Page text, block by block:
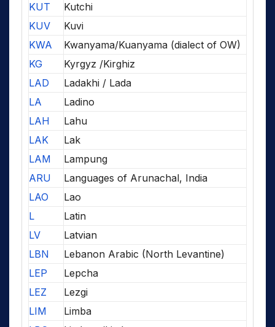
KUT
Kutchi
KUV
Kuvi
KWA
Kwanyama/Kuanyama (dialect of OW)
KG
Kyrgyz /Kirghiz
LAD
Ladakhi / Lada
LA
Ladino
LAH
Lahu
LAK
Lak
LAM
Lampung
ARU
Languages of Arunachal, India
LAO
Lao
L
Latin
LV
Latvian
LBN
Lebanon Arabic (North Levantine)
LEP
Lepcha
LEZ
Lezgi
LIM
Limba